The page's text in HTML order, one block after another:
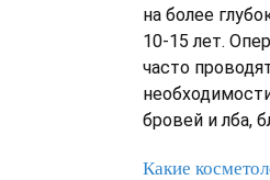
на более
10-15 лет.
часто
бровей и лба,
Какие